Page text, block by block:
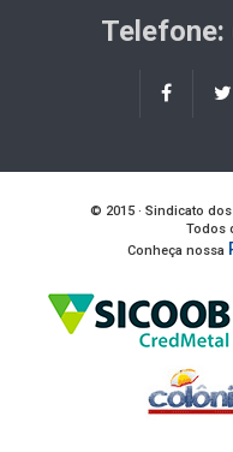
© 2015 · Sindicato
Todos
Conheça nossa